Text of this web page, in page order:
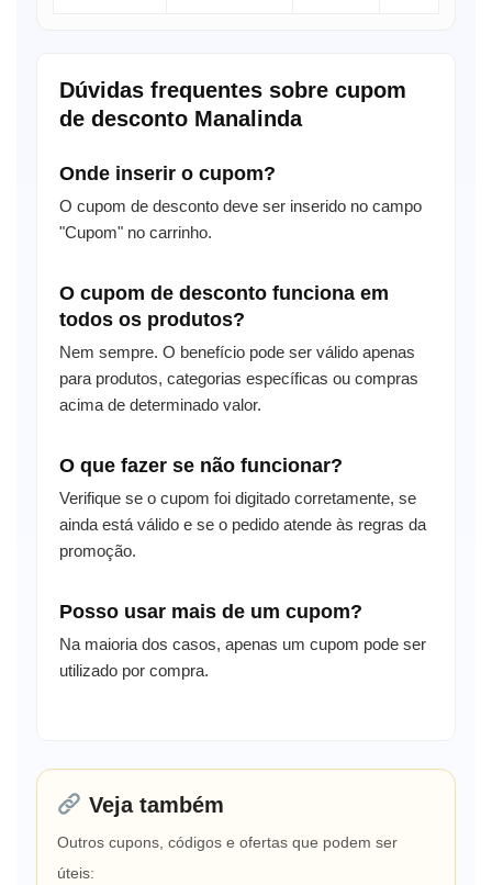
Dúvidas frequentes sobre cupom
de desconto Manalinda
Onde inserir o cupom?
O cupom de desconto deve ser inserido no campo
"Cupom" no carrinho.
O cupom de desconto funciona em
todos os produtos?
Nem sempre. O benefício pode ser válido apenas
para produtos, categorias específicas ou compras
acima de determinado valor.
O que fazer se não funcionar?
Verifique se o cupom foi digitado corretamente, se
ainda está válido e se o pedido atende às regras da
promoção.
Posso usar mais de um cupom?
Na maioria dos casos, apenas um cupom pode ser
utilizado por compra.
Veja também
Outros cupons, códigos e ofertas que podem ser
úteis: